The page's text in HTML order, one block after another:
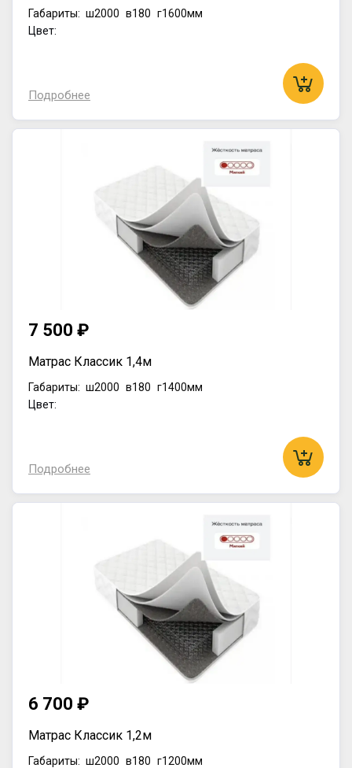
Габариты: ш2000 в180 г1600мм
Цвет:
Подробнее
7 500 ₽
Матрас Классик 1,4м
Габариты: ш2000 в180 г1400мм
Цвет:
Подробнее
6 700 ₽
Матрас Классик 1,2м
Габариты: ш2000 в180 г1200мм